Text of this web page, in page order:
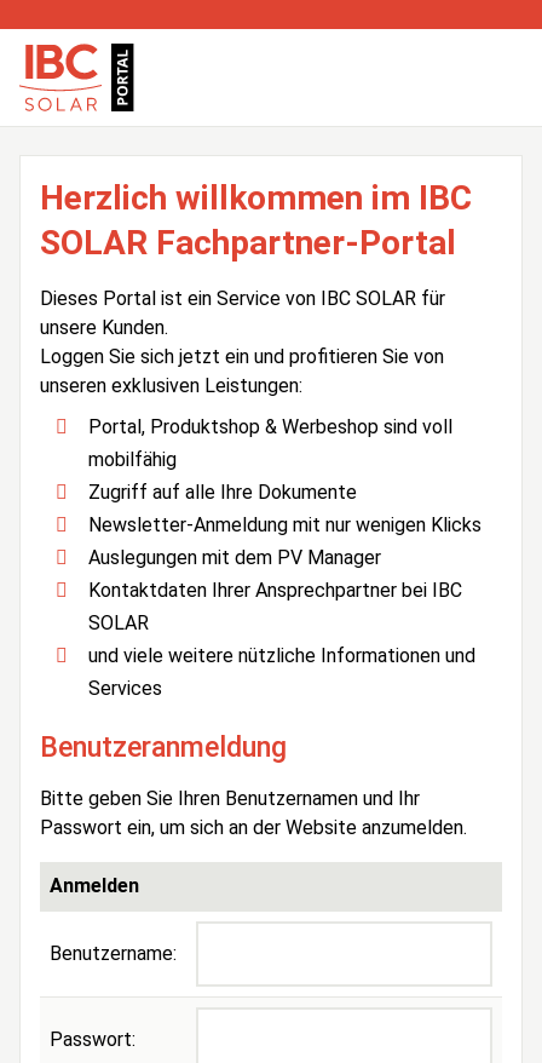
Herzlich willkommen im IBC
SOLAR Fachpartner-Portal
Dieses Portal ist ein Service von IBC SOLAR für
unsere Kunden.
Loggen Sie sich jetzt ein und profitieren Sie von
unseren exklusiven Leistungen:
Portal, Produktshop & Werbeshop sind voll
mobilfähig
Zugriff auf alle Ihre Dokumente
Newsletter-Anmeldung mit nur wenigen Klicks
Auslegungen mit dem PV Manager
Kontaktdaten Ihrer Ansprechpartner bei IBC
SOLAR
und viele weitere nützliche Informationen und
Services
Benutzeranmeldung
Bitte geben Sie Ihren Benutzernamen und Ihr
Passwort ein, um sich an der Website anzumelden.
Anmelden
Benutzername:
Passwort: